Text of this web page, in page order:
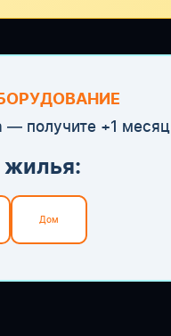
— получите +1 месяц
жилья:
Дом